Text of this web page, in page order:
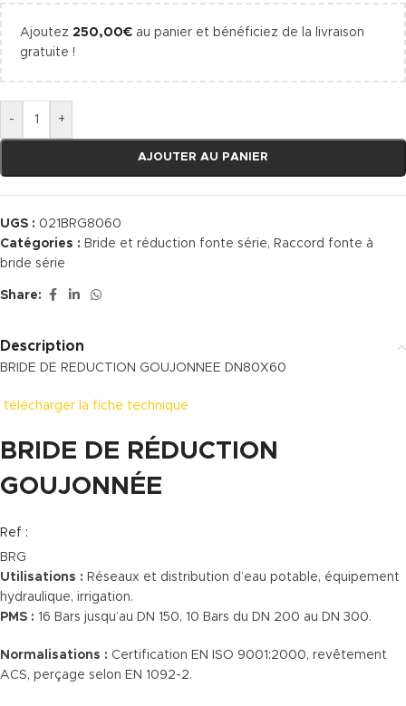
Ajoutez 250,00€ au panier et bénéficiez de la livraison
gratuite !
- +
AJOUTER AU PANIER
UGS : 021BRG8060
Catégories : Bride et réduction fonte série, Raccord fonte à
bride série
Share:
Description
BRIDE DE REDUCTION GOUJONNEE DN80X60
télécharger la fiche technique
BRIDE DE RÉDUCTION
GOUJONNÉE
Ref :
BRG
Utilisations : Réseaux et distribution d’eau potable, équipement
hydraulique, irrigation.
PMS : 16 Bars jusqu’au DN 150, 10 Bars du DN 200 au DN 300.
Normalisations : Certification EN ISO 9001:2000, revêtement
ACS, perçage selon EN 1092-2.